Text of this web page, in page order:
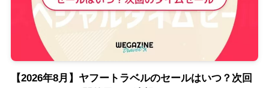
【2026年8月】ヤフートラベルのセールはいつ？次回